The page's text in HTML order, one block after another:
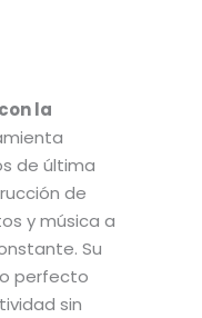
la
de última
de
y música a
Su
perfecto
sin